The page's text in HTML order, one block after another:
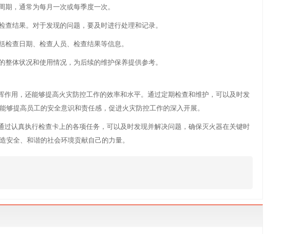
，通常为每月一次或每季度一次。
结果。对于发现的问题，要及时进行处理和记录。
查日期、检查人员、检查结果等信息。
体状况和使用情况，为后续的维护保养提供参考。
用，还能够提高火灾防控工作的效率和水平。通过定期检查和维护，可以及时发
提高员工的安全意识和责任感，促进火灾防控工作的深入开展。
认真执行检查卡上的各项任务，可以及时发现并解决问题，确保灭火器在关键时
全、和谐的社会环境贡献自己的力量。